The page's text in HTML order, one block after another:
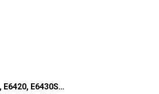
E6420, E6430S…